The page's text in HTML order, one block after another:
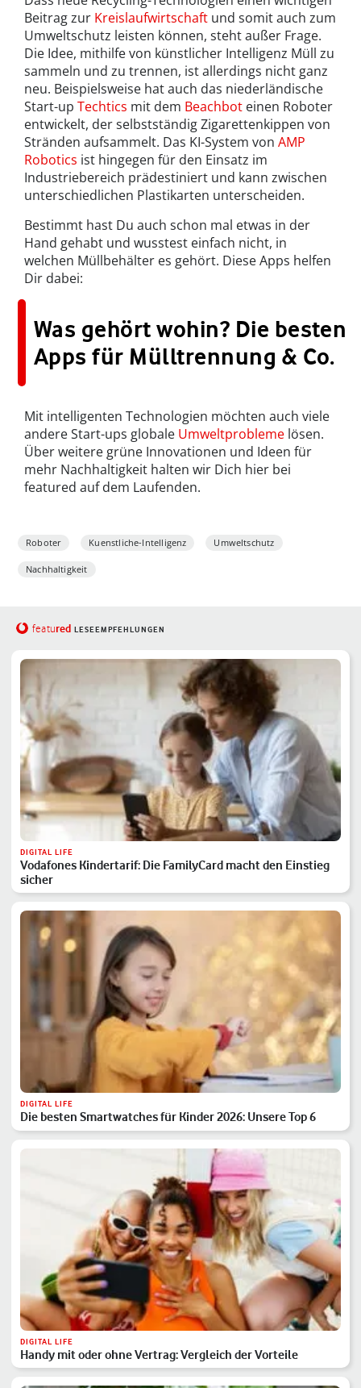
Beitrag zur Kreislaufwirtschaft und somit auch zum
Umweltschutz leisten können, steht außer Frage.
Die Idee, mithilfe von künstlicher Intelligenz Müll zu
sammeln und zu trennen, ist allerdings nicht ganz
neu. Beispielsweise hat auch das niederländische
Start-up Techtics mit dem Beachbot einen Roboter
entwickelt, der selbstständig Zigarettenkippen von
Stränden aufsammelt. Das KI-System von AMP
Robotics ist hingegen für den Einsatz im
Industriebereich prädestiniert und kann zwischen
unterschiedlichen Plastikarten unterscheiden.
Bestimmt hast Du auch schon mal etwas in der
Hand gehabt und wusstest einfach nicht, in
welchen Müllbehälter es gehört. Diese Apps helfen
Dir dabei:
Was gehört wohin? Die besten
Apps für Mülltrennung & Co.
Mit intelligenten Technologien möchten auch viele
andere Start-ups globale Umweltprobleme lösen.
Über weitere grüne Innovationen und Ideen für
mehr Nachhaltigkeit halten wir Dich hier bei
featured auf dem Laufenden.
Roboter Kuenstliche-Intelligenz Umweltschutz
Nachhaltigkeit
featured LESEEMPFEHLUNGEN
DIGITAL LIFE
Vodafones Kindertarif: Die FamilyCard macht den Einstieg
sicher
DIGITAL LIFE
Die besten Smartwatches für Kinder 2026: Unsere Top 6
DIGITAL LIFE
Handy mit oder ohne Vertrag: Vergleich der Vorteile